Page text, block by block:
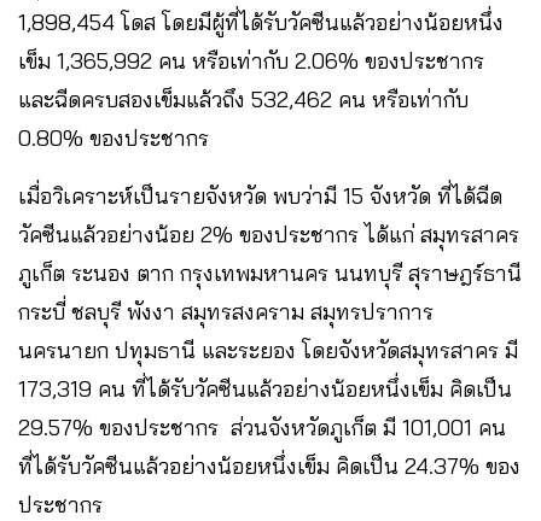
1,898,454 โดส โดยมีผู้ที่ได้รับวัคซีนแล้วอย่างน้อยหนึ่ง
เข็ม 1,365,992 คน หรือเท่ากับ 2.06% ของประชากร
และฉีดครบสองเข็มแล้วถึง 532,462 คน หรือเท่ากับ
0.80% ของประชากร
เมื่อวิเคราะห์เป็นรายจังหวัด พบว่ามี 15 จังหวัด ที่ได้ฉีด
วัคซีนแล้วอย่างน้อย 2% ของประชากร ได้แก่ สมุทรสาคร
ภูเก็ต ระนอง ตาก กรุงเทพมหานคร นนทบุรี สุราษฎร์ธานี
กระบี่ ชลบุรี พังงา สมุทรสงคราม สมุทรปราการ
นครนายก ปทุมธานี และระยอง โดยจังหวัดสมุทรสาคร มี
173,319 คน ที่ได้รับวัคซีนแล้วอย่างน้อยหนึ่งเข็ม คิดเป็น
29.57% ของประชากร ส่วนจังหวัดภูเก็ต มี 101,001 คน
ที่ได้รับวัคซีนแล้วอย่างน้อยหนึ่งเข็ม คิดเป็น 24.37% ของ
ประชากร